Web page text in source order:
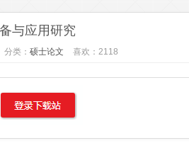
与应用研究
分类： 硕士论文 喜欢：2118